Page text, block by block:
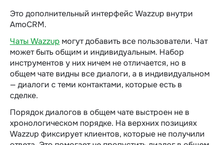
Это дополнительный интерфейс Wazzup внутри
AmoCRM.
Чаты Wazzup могут добавить все пользователи. Чат
может быть общим и индивидуальным. Набор
инструментов у них ничем не отличается, но в
общем чате видны все диалоги, а в индивидуальном
— диалоги с теми контактами, которые есть в
сделке.
Порядок диалогов в общем чате выстроен не в
хронологическом порядке. На верхних позициях
Wazzup фиксирует клиентов, которые не получили